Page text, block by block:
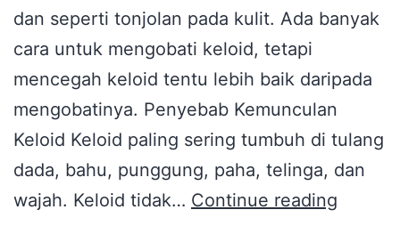
dan seperti tonjolan pada kulit. Ada banyak
cara untuk mengobati keloid, tetapi
mencegah keloid tentu lebih baik daripada
mengobatinya. Penyebab Kemunculan
Keloid Keloid paling sering tumbuh di tulang
dada, bahu, punggung, paha, telinga, dan
wajah. Keloid tidak… Continue reading